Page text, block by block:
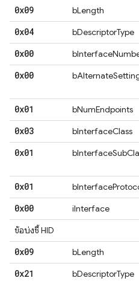
0x09 bLength
0x04 bDescriptorType
0x00
0x00
0x01 bNumEndpoints
0x03 bInterfaceClass
0x01
0x01
0x00 iInterface
ข้อบ่งชี้ HID
0x09 bLength
0x21 bDescriptorType